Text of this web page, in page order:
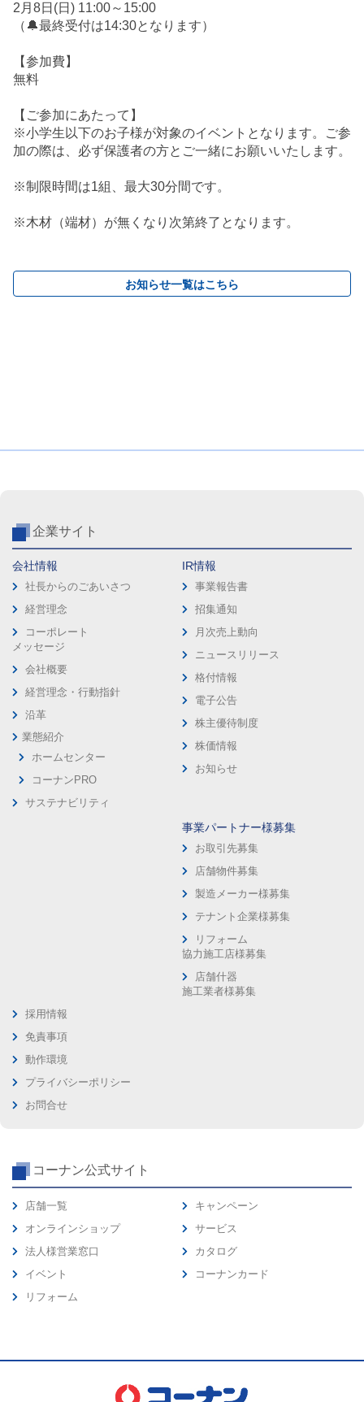
2月8日(日) 11:00～15:00
（🔔最終受付は14:30となります）
【参加費】
無料
【ご参加にあたって】
※小学生以下のお子様が対象のイベントとなります。ご参
加の際は、必ず保護者の方とご一緒にお願いいたします。
※制限時間は1組、最大30分間です。
※木材（端材）が無くなり次第終了となります。
お知らせ一覧はこちら
企業サイト
会社情報
社長からのごあいさつ
経営理念
コーポレート
メッセージ
会社概要
経営理念・行動指針
沿革
業態紹介
ホームセンター
コーナンPRO
サステナビリティ
IR情報
事業報告書
招集通知
月次売上動向
ニュースリリース
格付情報
電子公告
株主優待制度
株価情報
お知らせ
事業パートナー様募集
お取引先募集
店舗物件募集
製造メーカー様募集
テナント企業様募集
リフォーム
協力施工店様募集
店舗什器
施工業者様募集
採用情報
免責事項
動作環境
プライバシーポリシー
お問合せ
コーナン公式サイト
店舗一覧
オンラインショップ
法人様営業窓口
イベント
リフォーム
キャンペーン
サービス
カタログ
コーナンカード